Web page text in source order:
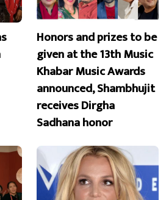
Honors and prizes to be
given at the 13th Music
Khabar Music Awards
announced, Shambhujit
receives Dirgha
Sadhana honor